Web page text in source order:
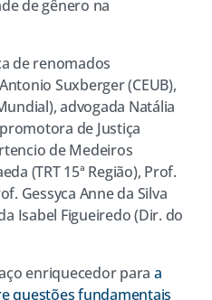
de gênero na
de renomados
Suxberger (CEUB),
advogada Natália
de Justiça
de Medeiros
(TRT 15ª Região), Prof.
Gessyca Anne da Silva
Isabel Figueiredo (Dir. do
enriquecedor para a
questões fundamentais